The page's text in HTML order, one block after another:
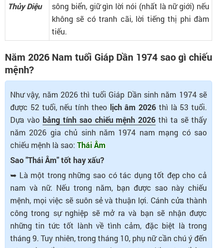
Thủy Diệu
sông biển, giữ gìn lời nói (nhất là nữ giới) nếu
không sẽ có tranh cãi, lời tiếng thị phi đàm
tiếu.
Năm 2026 Nam tuổi Giáp Dần 1974 sao gì chiếu
mệnh?
Như vậy, năm 2026 thì tuổi Giáp Dần sinh năm 1974 sẽ
được 52 tuổi, nếu tính theo lịch âm 2026 thì là 53 tuổi.
Dựa vào bảng tính sao chiếu mệnh 2026 thì ta sẽ thấy
năm 2026 gia chủ sinh năm 1974 nam mạng có sao
chiếu mệnh là sao:Thái Âm
Sao "Thái Âm" tốt hay xấu?
➥ Là một trong những sao có tác dụng tốt đẹp cho cả
nam và nữ. Nếu trong năm, bạn được sao này chiếu
mệnh, mọi việc sẽ suôn sẻ và thuận lợi. Cánh cửa thành
công trong sự nghiệp sẽ mở ra và bạn sẽ nhận được
những tin tức tốt lành về tình cảm, đặc biệt là trong
tháng 9. Tuy nhiên, trong tháng 10, phụ nữ cần chú ý đến